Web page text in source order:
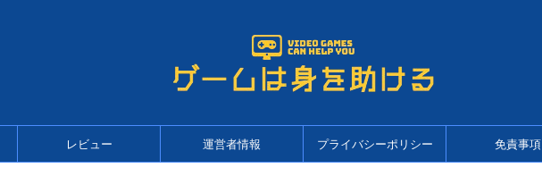
レビュー 運営者情報 プライバシーポリシー 免責事項